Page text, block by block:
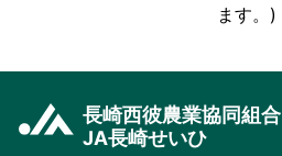
ます。)
長崎西彼農業協同組合
JA長崎せいひ